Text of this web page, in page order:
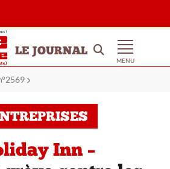
LE JOURNAL
MENU
Inn –